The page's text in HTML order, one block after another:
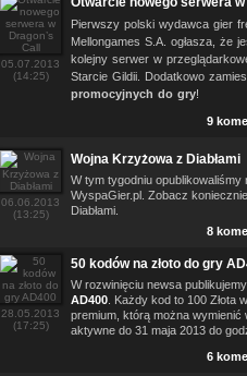
05.07.2013
(14:25)
Pierwszy polski wydawca gier
Mellongames S.A. ogłasza, że
kolejny serwer w
Starcie Gildii. Dodatkowo
promocyjnych do gry!
9
06.06.2013
(13:25)
Wojna Krzyżowa z Diabłami
W tym tygodniu opublikowaliśmy
WyspaGier.pl. Zobacz
Diabłami.
8
28.05.2013
(17:25)
50 kodów na złoto do gry
W rozwinięciu newsa
AD400 . Każdy kod to 100 Złota
premium, którą można wymienić
aktywne do 31 maja 2013 do
6